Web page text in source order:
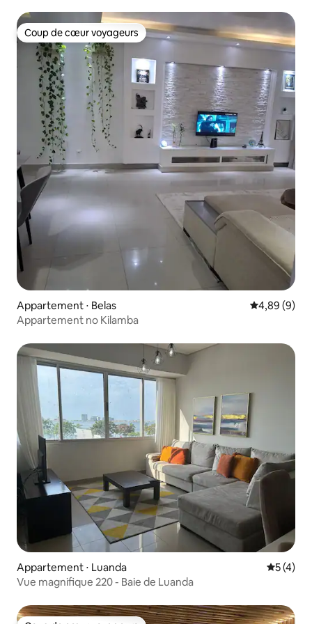
Coup de cœur voyageurs
Coup de cœur voyageurs
Appartement ⋅ Belas Évaluation
4,89 (9)
Appartement no Kilamba
Appartement ⋅ Luanda
5 (4)
Vue magnifique 220 - Baie de Luanda